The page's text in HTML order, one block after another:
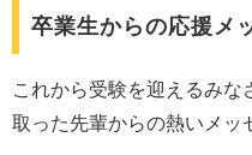
卒業生からの応援メ
これから受験を迎えるみ
取った先輩からの熱いメッ